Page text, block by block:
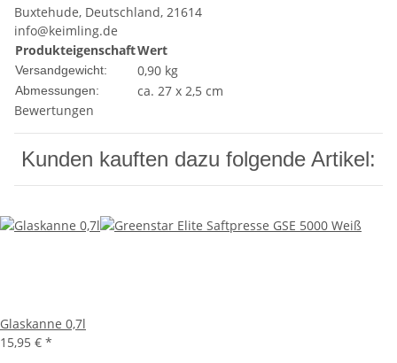
Buxtehude, Deutschland, 21614
info@keimling.de
ProdukteigenschaftWert
Versandgewicht: 0,90 kg
Abmessungen:
ca. 27 x 2,5 cm
Bewertungen
Kunden kauften dazu folgende Artikel:
Glaskanne 0,7l
15,95 € *